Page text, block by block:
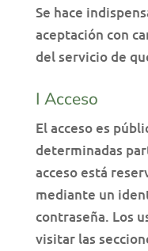
Se hace
aceptación con
del servicio de
I Acceso
El acceso es
determinadas
acceso está
mediante un
contraseña. Los
visitar las